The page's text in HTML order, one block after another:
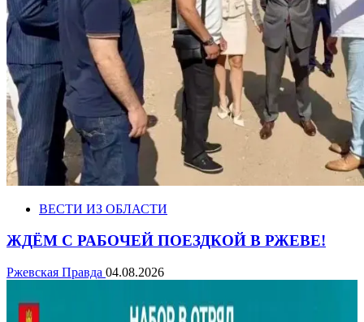
ВЕСТИ ИЗ ОБЛАСТИ
ЖДЁМ С РАБОЧЕЙ ПОЕЗДКОЙ В РЖЕВЕ!
Ржевская Правда 04.08.2026